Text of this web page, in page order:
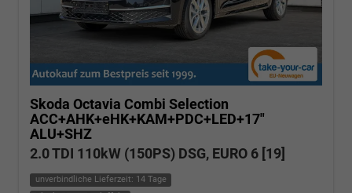
Skoda Octavia Combi Selection
ACC+AHK+eHK+KAM+PDC+LED+17"
ALU+SHZ
2.0 TDI 110kW (150PS) DSG, EURO 6 [19]
unverbindliche Lieferzeit: 14 Tage